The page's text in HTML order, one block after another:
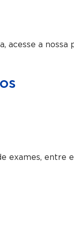
acesse a nossa
exames, entre